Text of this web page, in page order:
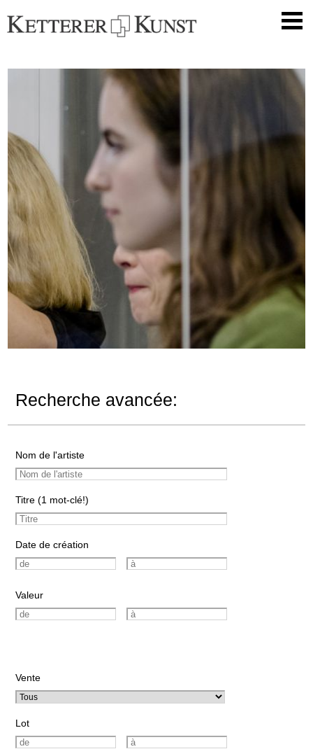
Recherche avancée:
Nom de l'artiste
Titre (1 mot-clé!)
Date de création
Valeur
Vente
Lot